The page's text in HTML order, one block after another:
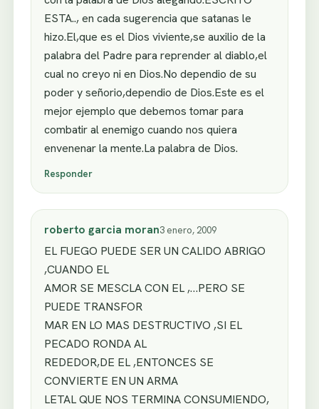
ESTA.., en cada sugerencia que satanas le
hizo.El,que es el Dios viviente,se auxilio de la
palabra del Padre para reprender al diablo,el
cual no creyo ni en Dios.No dependio de su
poder y señorio,dependio de Dios.Este es el
mejor ejemplo que debemos tomar para
combatir al enemigo cuando nos quiera
envenenar la mente.La palabra de Dios.
Responder
roberto garcia moran3 enero, 2009
EL FUEGO PUEDE SER UN CALIDO ABRIGO
,CUANDO EL
AMOR SE MESCLA CON EL ,…PERO SE
PUEDE TRANSFOR
MAR EN LO MAS DESTRUCTIVO ,SI EL
PECADO RONDA AL
REDEDOR,DE EL ,ENTONCES SE
CONVIERTE EN UN ARMA
LETAL QUE NOS TERMINA CONSUMIENDO,